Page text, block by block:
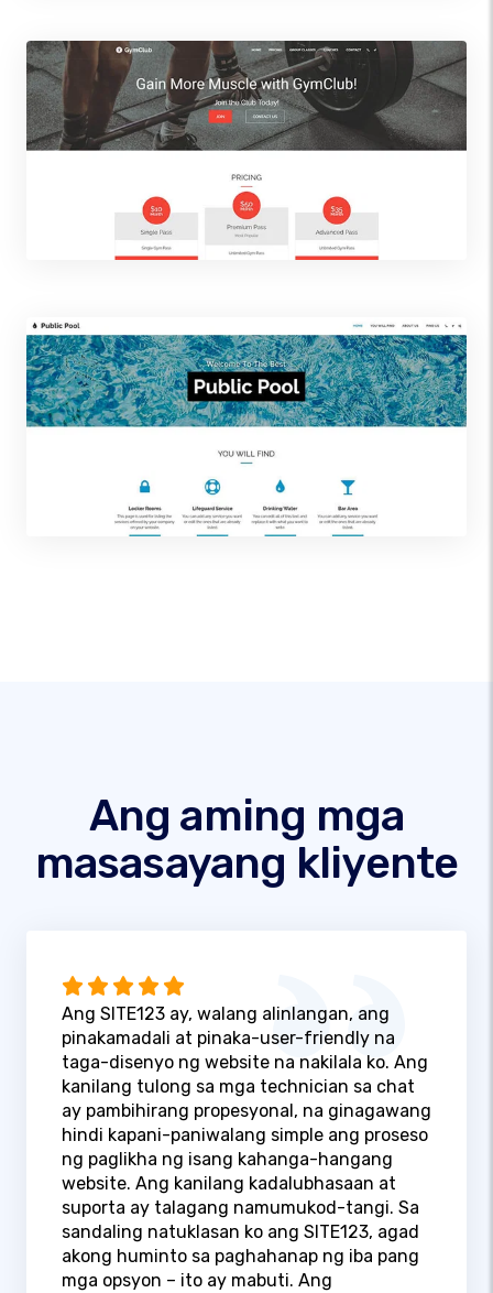
Ang aming mga
masasayang kliyente
Ang SITE123 ay, walang alinlangan, ang
pinakamadali at pinaka-user-friendly na
taga-disenyo ng website na nakilala ko. Ang
kanilang tulong sa mga technician sa chat
ay pambihirang propesyonal, na ginagawang
hindi kapani-paniwalang simple ang proseso
ng paglikha ng isang kahanga-hangang
website. Ang kanilang kadalubhasaan at
suporta ay talagang namumukod-tangi. Sa
sandaling natuklasan ko ang SITE123, agad
akong huminto sa paghahanap ng iba pang
mga opsyon – ito ay mabuti. Ang